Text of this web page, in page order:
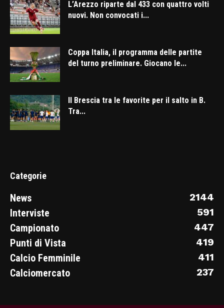
L’Arezzo riparte dal 433 con quattro volti
nuovi. Non convocati i...
Coppa Italia, il programma delle partite
del turno preliminare. Giocano le...
Il Brescia tra le favorite per il salto in B.
Tra...
Categorie
News
2144
Interviste
591
Campionato
447
Punti di Vista
419
Calcio Femminile
411
Calciomercato
237